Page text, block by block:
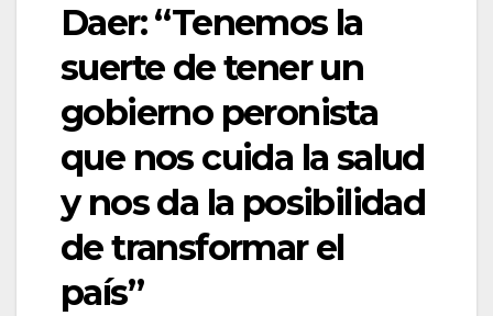
Daer: “Tenemos la
suerte de tener un
gobierno peronista
que nos cuida la salud
y nos da la posibilidad
de transformar el
país”